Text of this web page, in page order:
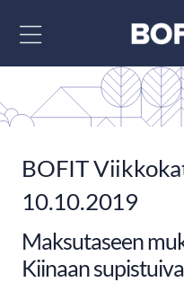
BOFIT
10.10.2019
Maksutaseen
Kiinaan